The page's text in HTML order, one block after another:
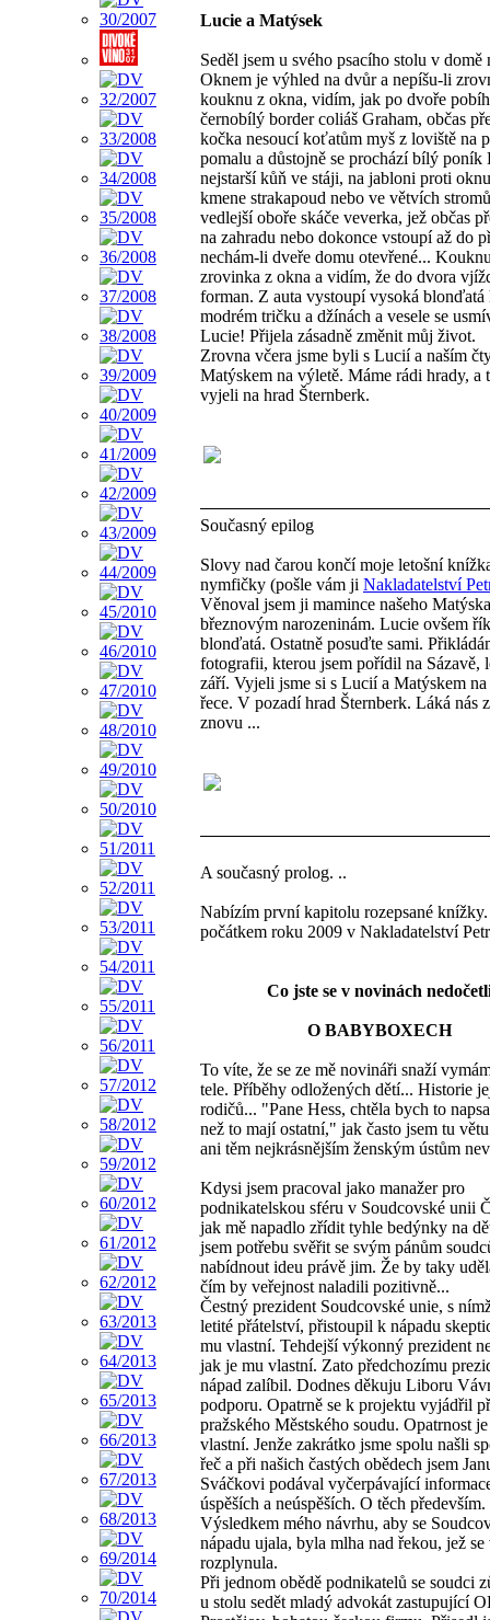
Lucie a Matýsek
Seděl jsem u svého psacího stolu v domě
Oknem je výhled na dvůr a nepíšu-li
kouknu z okna, vidím, jak po dvoře
černobílý border coliáš Graham, občas
kočka nesoucí koťatům myš z loviště na
pomalu a důstojně se prochází bílý poník
nejstarší kůň ve stáji, na jabloni proti
kmene strakapoud nebo ve větvích
vedlejší oboře skáče veverka, jež občas
na zahradu nebo dokonce vstoupí až do
nechám-li dveře domu otevřené...
zrovinka z okna a vidím, že do dvora
forman. Z auta vystoupí vysoká blonďatá
modrém tričku a džínách a vesele se
Lucie! Přijela zásadně změnit můj život.
Zrovna včera jsme byli s Lucií a naším
Matýskem na výletě. Máme rádi hrady, a
vyjeli na hrad Šternberk.
Současný epilog
Slovy nad čarou končí moje letošní
nymfičky (pošle vám ji Nakladatelství
Věnoval jsem ji mamince našeho
březnovým narozeninám. Lucie ovšem
blonďatá. Ostatně posuďte sami.
fotografii, kterou jsem pořídil na Sázavě,
září. Vyjeli jsme si s Lucií a Matýskem
řece. V pozadí hrad Šternberk. Láká nás
znovu ...
A současný prolog. ..
Nabízím první kapitolu rozepsané
počátkem roku 2009 v Nakladatelství
Co jste se v novinách
O BABYBOXECH
To víte, že se ze mě novináři snaží
tele. Příběhy odložených dětí... Historie
rodičů... "Pane Hess, chtěla bych to
než to mají ostatní," jak často jsem tu
ani těm nejkrásnějším ženským ústům
Kdysi jsem pracoval jako manažer pro
podnikatelskou sféru v Soudcovské unii
jak mě napadlo zřídit tyhle bedýnky na
jsem potřebu svěřit se svým pánům
nabídnout ideu právě jim. Že by taky
čím by veřejnost naladili pozitivně...
Čestný prezident Soudcovské unie, s
letité přátelství, přistoupil k nápadu
mu vlastní. Tehdejší výkonný prezident
jak je mu vlastní. Zato předchozímu
nápad zalíbil. Dodnes děkuju Liboru
podporu. Opatrně se k projektu vyjádřil
pražského Městského soudu. Opatrnost
vlastní. Jenže zakrátko jsme spolu našli
řeč a při našich častých obědech jsem
Sváčkovi podával vyčerpávající
úspěších a neúspěších. O těch především.
Výsledkem mého návrhu, aby se
nápadu ujala, byla mlha nad řekou, jež se
rozplynula.
Při jednom obědě podnikatelů se soudci
u stolu sedět mladý advokát zastupující